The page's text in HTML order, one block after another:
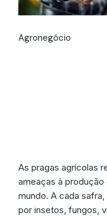
Agronegócio
As pragas agrícolas
ameaças à produção
mundo. A cada
por insetos, fungos,